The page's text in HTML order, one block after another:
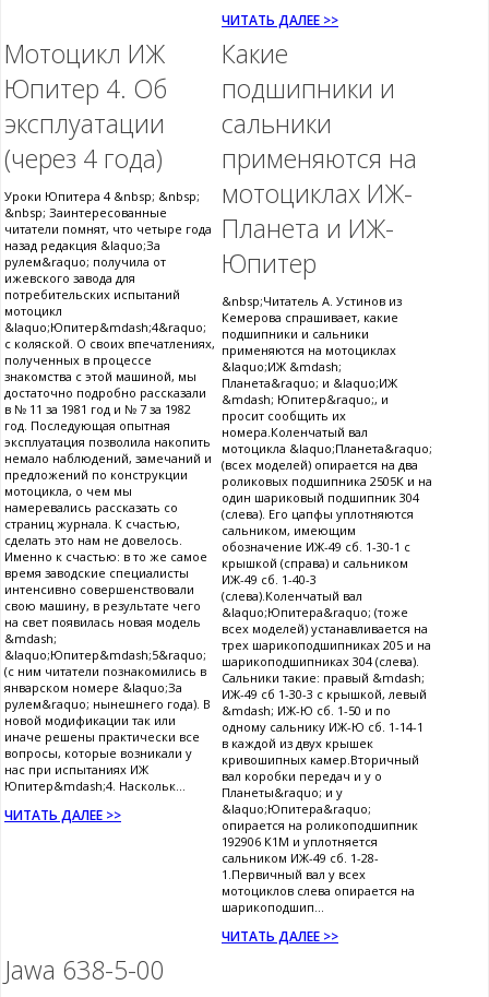
ЧИТАТЬ ДАЛЕЕ >>
Мотоцикл ИЖ
Юпитер 4. Об
эксплуатации
(через 4 года)
Уроки Юпитера 4 &nbsp; &nbsp;
&nbsp; Заинтересованные
читатели помнят, что четыре года
назад редакция &laquo;За
рулем&raquo; получила от
ижевского завода для
потребительских испытаний
мотоцикл
&laquo;Юпитер&mdash;4&raquo;
с коляской. О своих впечатлениях,
полученных в процессе
знакомства с этой машиной, мы
достаточно подробно рассказали
в № 11 за 1981 год и № 7 за 1982
год. Последующая опытная
эксплуатация позволила накопить
немало наблюдений, замечаний и
предложений по конструкции
мотоцикла, о чем мы
намеревались рассказать со
страниц журнала. К счастью,
сделать это нам не довелось.
Именно к счастью: в то же самое
время заводские специалисты
интенсивно совершенствовали
свою машину, в результате чего
на свет появилась новая модель
&mdash;
&laquo;Юпитер&mdash;5&raquo;
(с ним читатели познакомились в
январском номере &laquo;За
рулем&raquo; нынешнего года). В
новой модификации так или
иначе решены практически все
вопросы, которые возникали у
нас при испытаниях ИЖ
Юпитер&mdash;4. Наскольк...
ЧИТАТЬ ДАЛЕЕ >>
Какие
подшипники и
сальники
применяются на
мотоциклах ИЖ-
Планета и ИЖ-
Юпитер
&nbsp;Читатель А. Устинов из
Кемерова спрашивает, какие
подшипники и сальники
применяются на мотоциклах
&laquo;ИЖ &mdash;
Планета&raquo; и &laquo;ИЖ
&mdash; Юпитер&raquo;, и
просит сообщить их
номера.Коленчатый вал
мотоцикла &laquo;Планета&raquo;
(всех моделей) опирается на два
роликовых подшипника 2505К и на
один шариковый подшипник 304
(слева). Его цапфы уплотняются
сальником, имеющим
обозначение ИЖ-49 сб. 1-30-1 с
крышкой (справа) и сальником
ИЖ-49 сб. 1-40-3
(слева).Коленчатый вал
&laquo;Юпитера&raquo; (тоже
всех моделей) устанавливается на
трех шарикоподшипниках 205 и на
шарикоподшипниках 304 (слева).
Сальники такие: правый &mdash;
ИЖ-49 сб 1-30-3 с крышкой, левый
&mdash; ИЖ-Ю сб. 1-50 и по
одному сальнику ИЖ-Ю сб. 1-14-1
в каждой из двух крышек
кривошипных камер.Вторичный
вал коробки передач и у о
Планеты&raquo; и у
&laquo;Юпитера&raquo;
опирается на роликоподшипник
192906 К1М и уплотняется
сальником ИЖ-49 сб. 1-28-
1.Первичный вал у всех
мотоциклов слева опирается на
шарикоподшип...
ЧИТАТЬ ДАЛЕЕ >>
Jawa 638-5-00